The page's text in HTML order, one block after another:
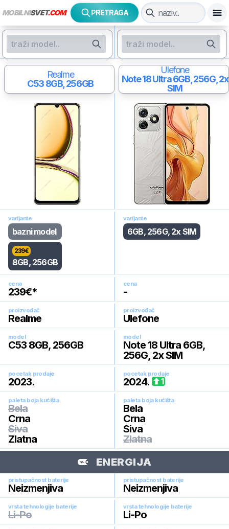
MOBILNISVET.COM PRETRAGA
Realme
C538GB, 256GB
Ulefone
Note 18 Ultra6GB, 256G, 2x
SIM
varijante
bazni model
239€
8GB, 256GB
varijante
6GB, 256G, 2x SIM
cena
239€*
cena
-
proizvođač
Realme
proizvođač
Ulefone
model
C53 8GB, 256GB
model
Note 18 Ultra 6GB,
256G, 2x SIM
pocetak prodaje
2023.
pocetak prodaje
2024. 1
paleta boja kućišta
Bela
Crna
Siva
Zlatna
paleta boja kućišta
Bela
Crna
Siva
Zlatna
ENERGIJA
pristupačnost baterije
Neizmenjiva
pristupačnost baterije
Neizmenjiva
vrsta tehnologije baterije
Li-Po
vrsta tehnologije baterije
Li-Po